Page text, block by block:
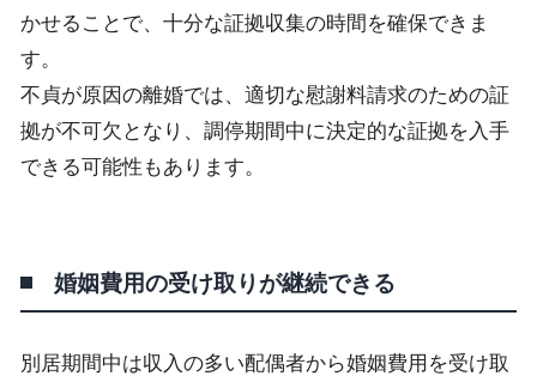
かせることで、十分な証拠収集の時間を確保できま
す。
不貞が原因の離婚では、適切な慰謝料請求のための証
拠が不可欠となり、調停期間中に決定的な証拠を入手
できる可能性もあります。
婚姻費用の受け取りが継続できる
別居期間中は収入の多い配偶者から婚姻費用を受け取